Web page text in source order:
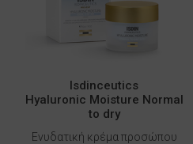
Isdinceutics
Hyaluronic Moisture Normal
to dry
Ενυδατική κρέμα προσώπου